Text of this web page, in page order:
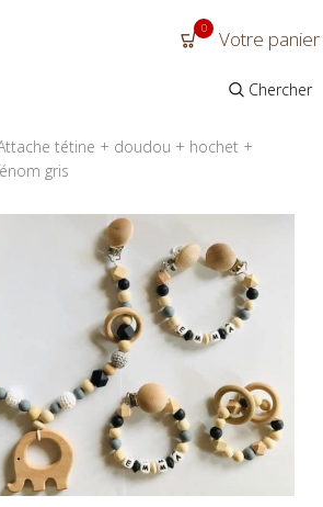
0 Votre panier
Chercher
tétine + doudou + hochet +
gris